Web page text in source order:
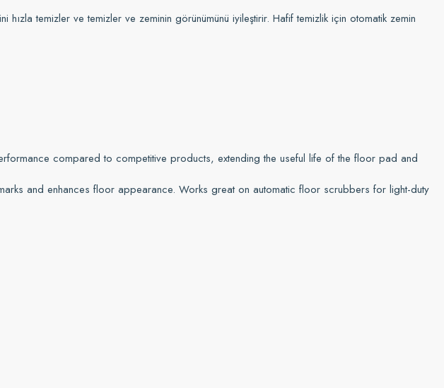
temizler ve temizler ve zeminin görünümünü iyileştirir. Hafif temizlik için otomatik zemin
compared to competitive products, extending the useful life of the floor pad and
and enhances floor appearance. Works great on automatic floor scrubbers for light-duty